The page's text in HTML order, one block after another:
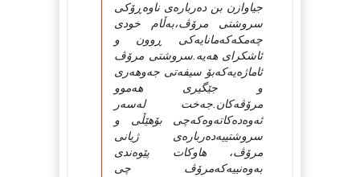
جیاوازن بن ده‌رباره‌ی ناوه‌ڕۆکی
سروشتی مرۆڤ،به‌ڵام خودی
چه‌مکه‌که‌مانایه‌کی ڕوون و
ئاشکرای هه‌یه‌.سروشتی مرۆڤ
ئاماژه‌یه‌که‌بۆ سیفه‌تی جه‌وهه‌ری
و جێگیری هه‌موو
مرۆڤه‌کان.جه‌خت له‌سه‌ر
ئه‌وه‌ده‌کاته‌وه‌که‌چی بۆهێڵی و
سروشتییه‌ده‌رباره‌ی ژیانی
مرۆڤ، هاوکات پێوه‌ندی
به‌وه‌نییه‌که‌مرۆڤ چی